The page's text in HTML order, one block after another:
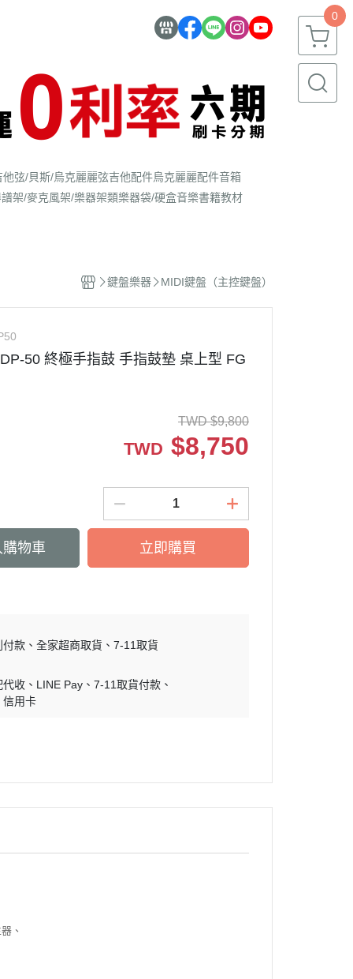
0
他弦/貝斯/烏克麗麗弦吉他配件烏克麗麗配件音箱
譜架/麥克風架/樂器架類樂器袋/硬盒音樂書籍教材
鍵盤樂器 MIDI鍵盤（主控鍵盤）
50 終極手指鼓 手指鼓墊 桌上型 FG
TWD $9,800
TWD $8,750
物車 立即購買
付款 全家超商取貨 7-11取貨
代收 LINE Pay
7-11取貨付款
信用卡
、